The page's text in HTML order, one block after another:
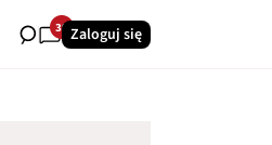
39Zaloguj się